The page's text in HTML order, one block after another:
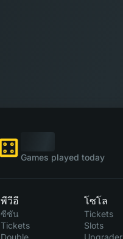
Games played today
พีวีอี
ซีซัน
Tickets
Double
โซโล
Tickets
Slots
Upgrader